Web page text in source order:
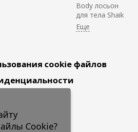
Body лосьон
для тела Shaik
cookie файлов
Cookie?